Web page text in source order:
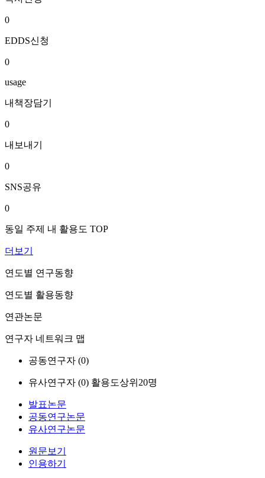
0
EDDS신청
0
usage
내책장담기
0
내보내기
0
SNS공유
0
동일 주제 내 활용도 TOP
더보기
연도별 연구동향
연도별 활용동향
연관논문
연구자 네트워크 맵
공동연구자 (0)
유사연구자 (0) 활용도상위20명
발표논문
공동연구논문
유사연구논문
원문보기
인용하기